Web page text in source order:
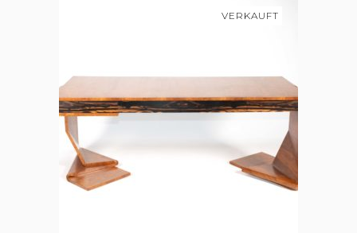
VERKAUFT